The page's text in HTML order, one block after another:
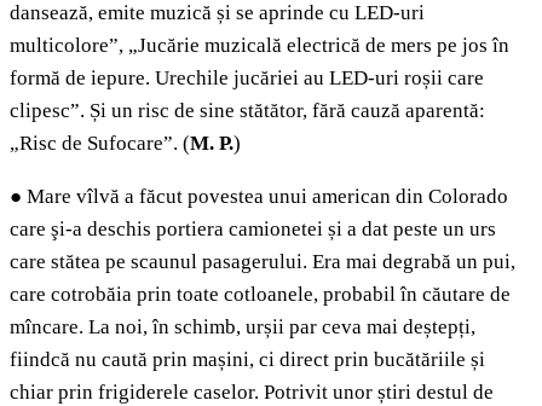
dansează, emite muzică și se aprinde cu LED-uri
multicolore”, „Jucărie muzicală electrică de mers pe jos în
formă de iepure. Urechile jucăriei au LED-uri roșii care
clipesc”. Și un risc de sine stătător, fără cauză aparentă:
„Risc de Sufocare”. (M. P.)
● Mare vîlvă a făcut povestea unui american din Colorado
care şi-a deschis portiera camionetei și a dat peste un urs
care stătea pe scaunul pasagerului. Era mai degrabă un pui,
care cotrobăia prin toate cotloanele, probabil în căutare de
mîncare. La noi, în schimb, urșii par ceva mai deștepți,
fiindcă nu caută prin mașini, ci direct prin bucătăriile și
chiar prin frigiderele caselor. Potrivit unor știri destul de